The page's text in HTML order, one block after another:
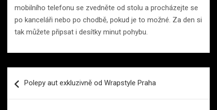
mobilního telefonu se zvedněte od stolu a procházejte se
po kanceláři nebo po chodbě, pokud je to možné. Za den si
tak můžete připsat i desítky minut pohybu.
proPolepy aut exkluzivně od Wrapstyle Praha